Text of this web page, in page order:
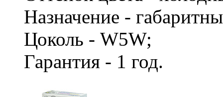
Назначение -
Цоколь - W5W;
Гарантия - 1 год.